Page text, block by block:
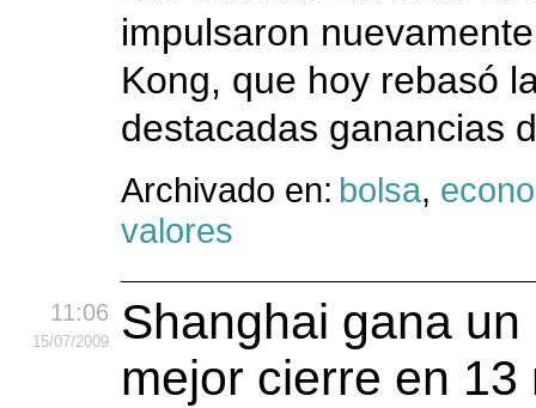
impulsaron
Kong, que hoy rebasó
destacadas ganancias
Archivado en: bolsa,
valores
11:06
15/07/2009
Shanghai gana
mejor cierre en 13